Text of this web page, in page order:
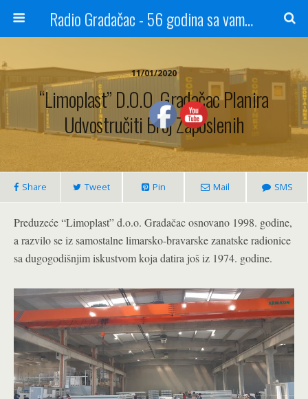
Radio Gradačac - 56 godina sa vama...
11/01/2020
“Limoplast” D.o.o. Gradačac Planira
Udvostručiti Broj Zaposlenih
Share Tweet Pin Mail SMS
Preduzeće “Limoplast” d.o.o. Gradačac osnovano 1998. godine,
a razvilo se iz samostalne limarsko-bravarske zanatske radionice
sa dugogodišnjim iskustvom koja datira još iz 1974. godine.